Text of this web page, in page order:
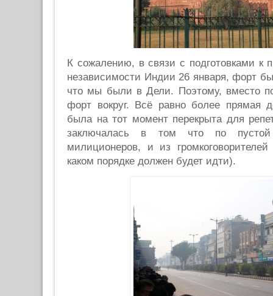
К сожалению, в связи с подготовками к
независимости Индии 26 января, форт
что мы были в Дели. Поэтому, вместо
форт вокруг. Всё равно более прямая
была на тот момент перекрыта для
заключалась в том что по пустой
милиционеров, и из
каком порядке должен будет идти).